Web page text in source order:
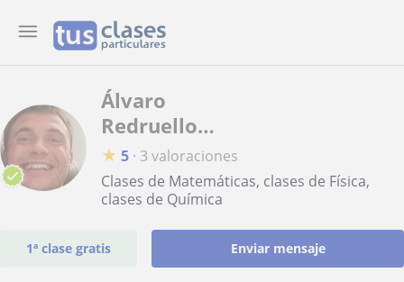
Álvaro
Redruello
González
★ 5 · 3 valoraciones
Clases de Matemáticas, clases de Física,
clases de Química
1ª clase gratis Enviar mensaje